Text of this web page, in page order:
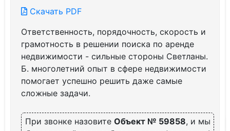
Скачать PDF
Ответственность, порядочность, скорость и
грамотность в решении поиска по аренде
недвижимости - сильные стороны Светланы.
Б. многолетний опыт в сфере недвижимости
помогает успешно решить даже самые
сложные задачи.
При звонке назовите Объект № 59858, и мы